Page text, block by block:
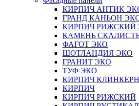
КИРПИЧ АНТИК
ГРАНД КАНЬОН
КИРПИЧ РИЖСКИЙ
КАМЕНЬ
ФАГОТ ЭКО
ШОТЛАНДИЯ ЭКО
ГРАНИТ ЭКО
ТУФ ЭКО
КИРПИЧ
КИРПИЧ
КИРПИЧ РИЖСКИЙ